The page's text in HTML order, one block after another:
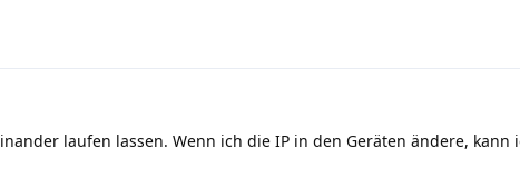
laufen lassen. Wenn ich die IP in den Geräten ändere, kann